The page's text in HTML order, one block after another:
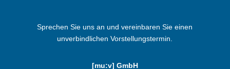
Sprechen Sie uns an und vereinbaren Sie einen
unverbindlichen Vorstellungstermin.
[mu:v] GmbH